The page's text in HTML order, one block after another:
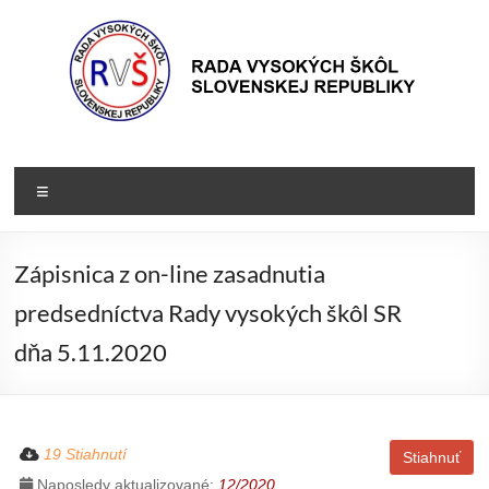
Rada
VŠ
škôl
Zápisnica z on-line zasadnutia
predsedníctva Rady vysokých škôl SR
dňa 5.11.2020
Stiahnuť
19 Stiahnutí
Naposledy aktualizované: 12/2020